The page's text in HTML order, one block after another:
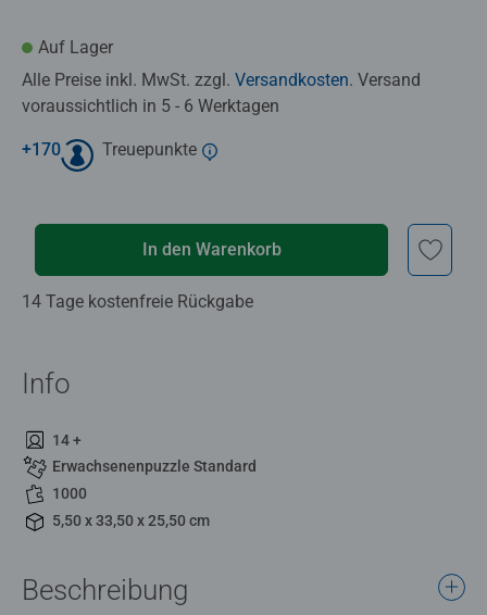
Auf Lager
Alle Preise inkl. MwSt. zzgl. Versandkosten. Versand
voraussichtlich in 5 - 6 Werktagen
+170 Treuepunkte
In den Warenkorb
14 Tage kostenfreie Rückgabe
Info
14 +
Erwachsenenpuzzle Standard
1000
5,50 x 33,50 x 25,50 cm
Beschreibung